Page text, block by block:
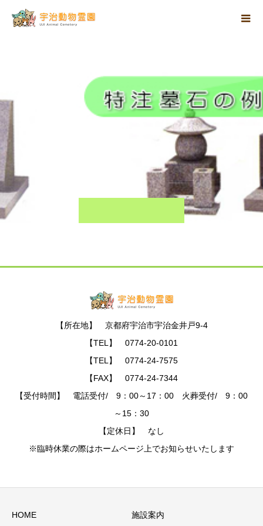
【所在地】 京都府宇治市宇治金井戸9-4
【TEL】 0774-20-0101
【TEL】 0774-24-7575
【FAX】 0774-24-7344
【受付時間】 電話受付/ 9：00～17：00 火葬受付/ 9：00
～15：30
【定休日】 なし
※臨時休業の際はホームページ上でお知らせいたします
HOME 施設案内